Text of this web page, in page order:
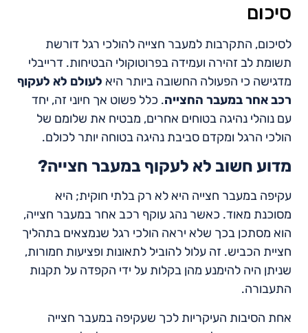
סיכום
לסיכום, התקרבות למעבר חצייה להולכי רגל דורשת
תשומת לב זהירה ועמידה בפרוטוקולי הבטיחות. דרייבלי
מדגישה כי הפעולה החשובה ביותר היא לעולם לא לעקוף
רכב אחר במעבר החצייה. כלל פשוט אך חיוני זה, יחד
עם נוהלי נהיגה בטוחים אחרים, מבטיח את שלומם של
הולכי הרגל ומקדם סביבת נהיגה בטוחה יותר לכולם.
מדוע חשוב לא לעקוף במעבר חצייה?
עקיפה במעבר חצייה היא לא רק בלתי חוקית; היא
מסוכנת מאוד. כאשר נהג עוקף רכב אחר במעבר חצייה,
הוא מסתכן בכך שלא יראה הולכי רגל שנמצאים בתהליך
חציית הכביש. זה עלול להוביל לתאונות ופציעות חמורות,
שניתן היה להימנע מהן בקלות על ידי הקפדה על תקנות
התעבורה.
אחת הסיבות העיקריות לכך שעקיפה במעבר חצייה